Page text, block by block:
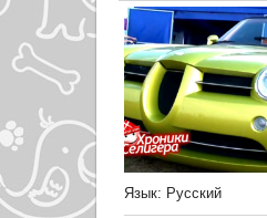
Язык: Русский